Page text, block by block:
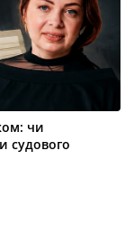
чи
судового